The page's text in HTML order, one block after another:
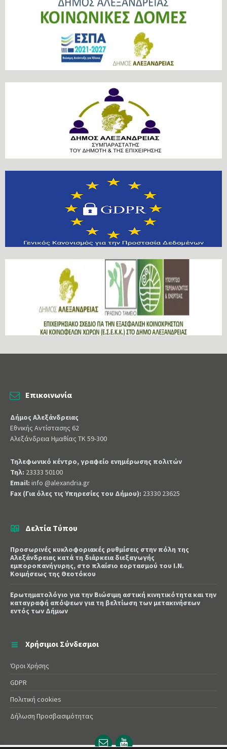
Επικοινωνία
Δήμος Αλεξάνδρειας
Εθνικής Αντίστασης 62
Αλεξάνδρεια Ημαθίας ΤΚ 59-300
Τηλεφωνικό κέντρο, γραφείο ενημέρωσης πολιτών
Τηλ: 23333 50100
Email: info @alexandria.gr
Fax (Για όλες τις Υπηρεσίες του Δήμου): 23330 23625
Δελτία Τύπου
Προσωρινές κυκλοφοριακές ρυθμίσεις στην πόλη της
Αλεξάνδρειας κατά τη διάρκεια διεξαγωγής
εμποροπανήγυρης, στο πλαίσιο εορτασμού του Ι.Ν.
Κοιμήσεως της Θεοτόκου
Ερωτηματολόγιο για την Βιώσιμη αστική κινητικότητα και την
καταγραφή απόψεων για τη βελτίωση των μετακινήσεων
εντός των Δήμων
Χρήσιμοι Σύνδεσμοι
Όροι Χρήσης
GDPR
Πολιτική cookies
Δήλωση Προσβασιμότητας
EmailYouTube